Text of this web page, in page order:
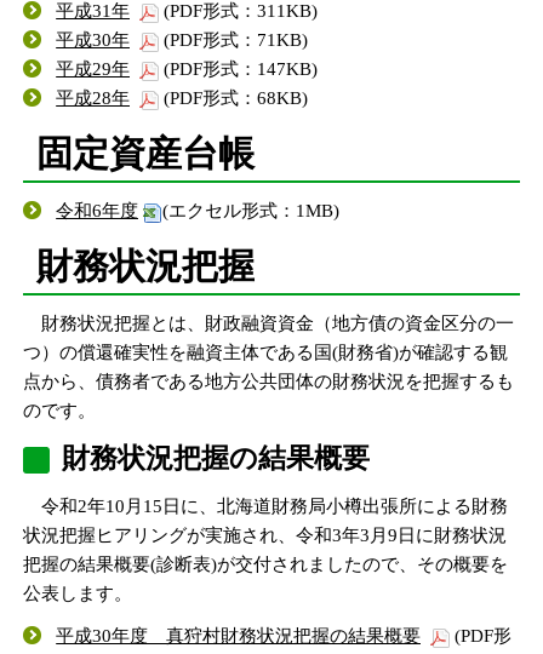
平成31年
(PDF形式：311KB)
平成30年
(PDF形式：71KB)
平成29年
(PDF形式：147KB)
平成28年
(PDF形式：68KB)
固定資産台帳
令和6年度 (エクセル形式：1MB)
財務状況把握
財務状況把握とは、財政融資資金（地方債の資金区分の一
つ）の償還確実性を融資主体である国(財務省)が確認する観
点から、債務者である地方公共団体の財務状況を把握するも
のです。
財務状況把握の結果概要
令和2年10月15日に、北海道財務局小樽出張所による財務
状況把握ヒアリングが実施され、令和3年3月9日に財務状況
把握の結果概要(診断表)が交付されましたので、その概要を
公表します。
平成30年度 真狩村財務状況把握の結果概要
(PDF形